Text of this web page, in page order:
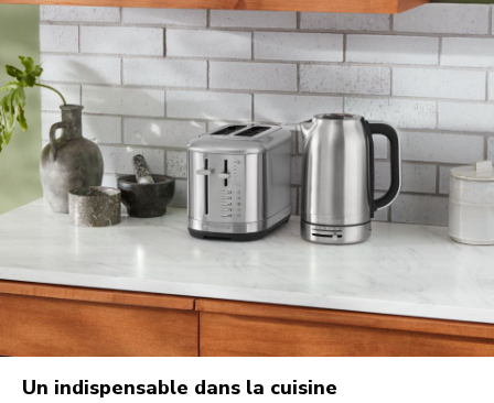
Un indispensable dans la cuisine